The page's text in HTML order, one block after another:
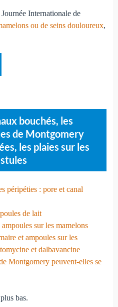
Internationale de
ou de seins douloureux,
bouchés, les
de Montgomery
les plaies sur les
péripéties : pore et canal
de lait
sur les mamelons
et ampoules sur les
et dalbavancine
Montgomery peuvent-elles se
bas.